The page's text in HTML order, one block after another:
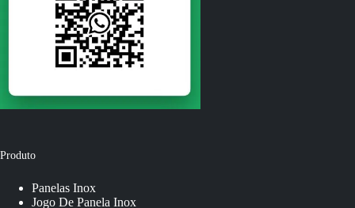
Produto
Panelas Inox
Jogo De Panela Inox